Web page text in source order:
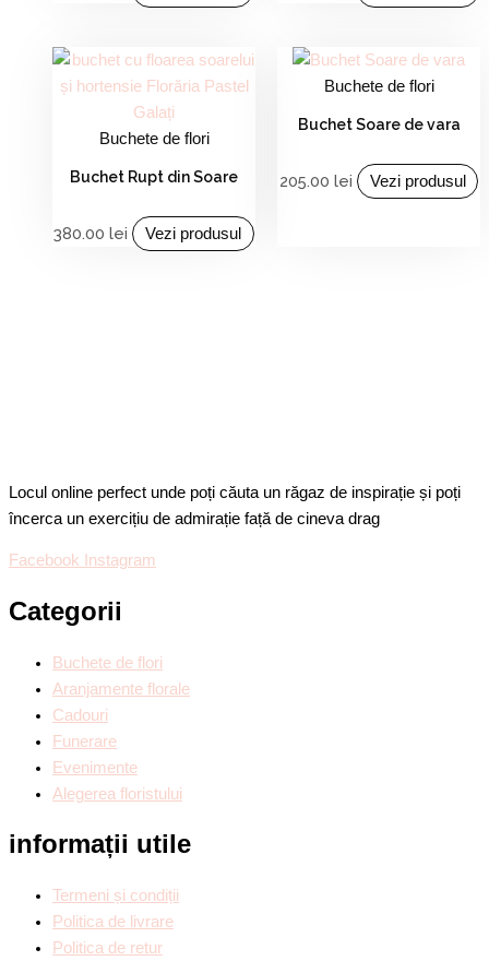
Buchete de flori
Buchet Rupt din Soare
380.00lei Vezi produsul
Buchete de flori
Buchet Soare de vara
205.00 lei Vezi produsul
Locul online perfect unde poți căuta un răgaz de inspirație și poți
încerca un exercițiu de admirație față de cineva drag
Facebook Instagram
Categorii
Buchete de flori
Aranjamente florale
Cadouri
Funerare
Evenimente
Alegerea floristului
informații utile
Termeni și condiții
Politica de livrare
Politica de retur